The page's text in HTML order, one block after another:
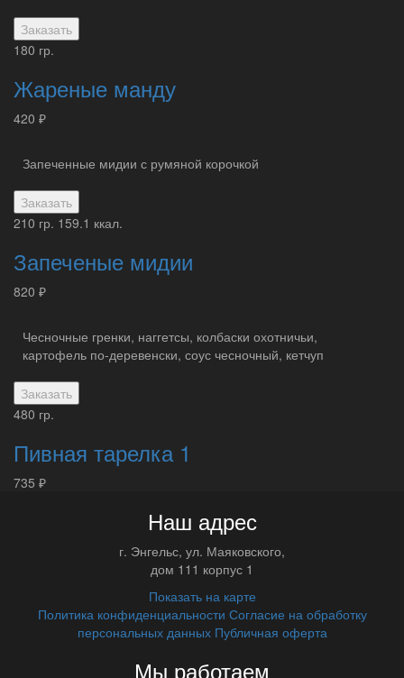
Заказать
180 гр.
Жареные манду
420 ₽
Запеченные мидии с румяной корочкой
Заказать
210 гр. 159.1 ккал.
Запеченые мидии
820 ₽
Чесночные гренки, наггетсы, колбаски охотничьи,
картофель по-деревенски, соус чесночный, кетчуп
Заказать
480 гр.
Пивная тарелка 1
735 ₽
Наш адрес
г. Энгельс, ул. Маяковского,
дом 111 корпус 1
Показать на карте
Политика конфиденциальности Согласие на обработку
персональных данных Публичная оферта
Мы работаем